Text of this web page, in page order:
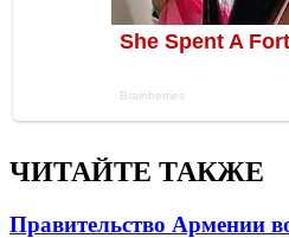
ЧИТАЙТЕ ТАКЖЕ
Правительство Армении